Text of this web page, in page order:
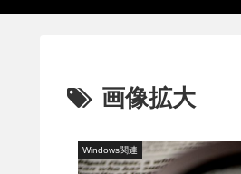
画像拡大
Windows関連